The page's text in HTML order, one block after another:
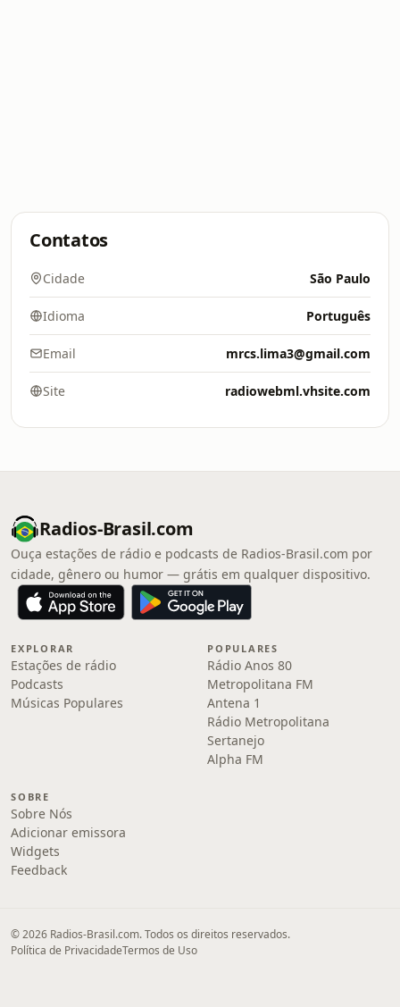
Contatos
Cidade São Paulo
Idioma Português
Email mrcs.lima3@gmail.com
Site radiowebml.vhsite.com
Radios-Brasil.com
Ouça estações de rádio e podcasts de Radios-Brasil.com por
cidade, gênero ou humor — grátis em qualquer dispositivo.
EXPLORAR
Estações de rádio
Podcasts
Músicas Populares
POPULARES
Rádio Anos 80
Metropolitana FM
Antena 1
Rádio Metropolitana
Sertanejo
Alpha FM
SOBRE
Sobre Nós
Adicionar emissora
Widgets
Feedback
© 2026 Radios-Brasil.com. Todos os direitos reservados.
Política de PrivacidadeTermos de Uso